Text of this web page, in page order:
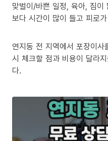
맞벌이/바쁜 일정, 육아, 짐
보다 시간이 많이 들고 피로
연지동 전 지역에서 포장이
시 체크할 점과 비용이 달라
다.